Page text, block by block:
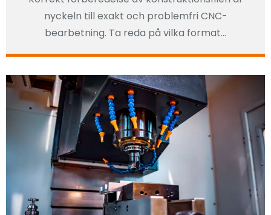
nyckeln till exakt och problemfri CNC-
bearbetning. Ta reda på vilka format...